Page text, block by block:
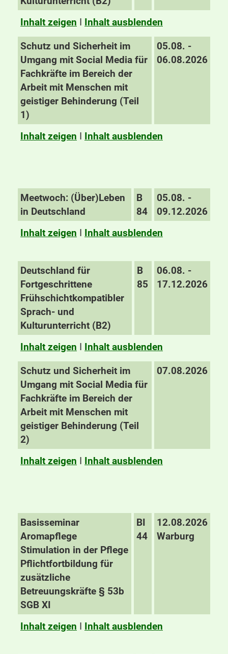
Inhalt zeigen I Inhalt ausblenden
Schutz und Sicherheit im
Umgang mit Social Media für
Fachkräfte im Bereich der
Arbeit mit Menschen mit
geistiger Behinderung (Teil
1)
05.08. -
06.08.2026
Inhalt zeigen I Inhalt ausblenden
Meetwoch: (Über)Leben
in Deutschland
B
84
05.08. -
09.12.2026
Inhalt zeigen I Inhalt ausblenden
Deutschland für
Fortgeschrittene
Frühschichtkompatibler
Sprach- und
Kulturunterricht (B2)
B
85
06.08. -
17.12.2026
Inhalt zeigen I Inhalt ausblenden
Schutz und Sicherheit im
Umgang mit Social Media für
Fachkräfte im Bereich der
Arbeit mit Menschen mit
geistiger Behinderung (Teil
2)
07.08.2026
Inhalt zeigen I Inhalt ausblenden
Basisseminar
Aromapflege
Stimulation in der Pflege
Pflichtfortbildung für
zusätzliche
Betreuungskräfte § 53b
SGB XI
BI
44
12.08.2026
Warburg
Inhalt zeigen I Inhalt ausblenden